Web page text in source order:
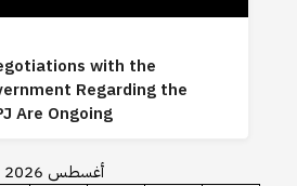
with the
Regarding the
Are Ongoing
أغسطس 2026